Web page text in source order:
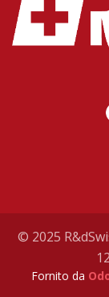
© 2025
Fornito da